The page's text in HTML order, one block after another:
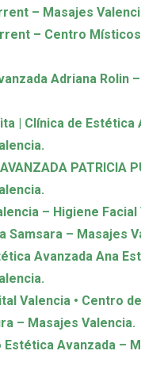
– Masajes
– Centro
Adriana Rolin
| Clínica de Estética
PATRICIA
– Higiene
Samsara – Masajes
Avanzada Ana
Valencia • Centro
– Masajes Valencia.
Estética Avanzada –